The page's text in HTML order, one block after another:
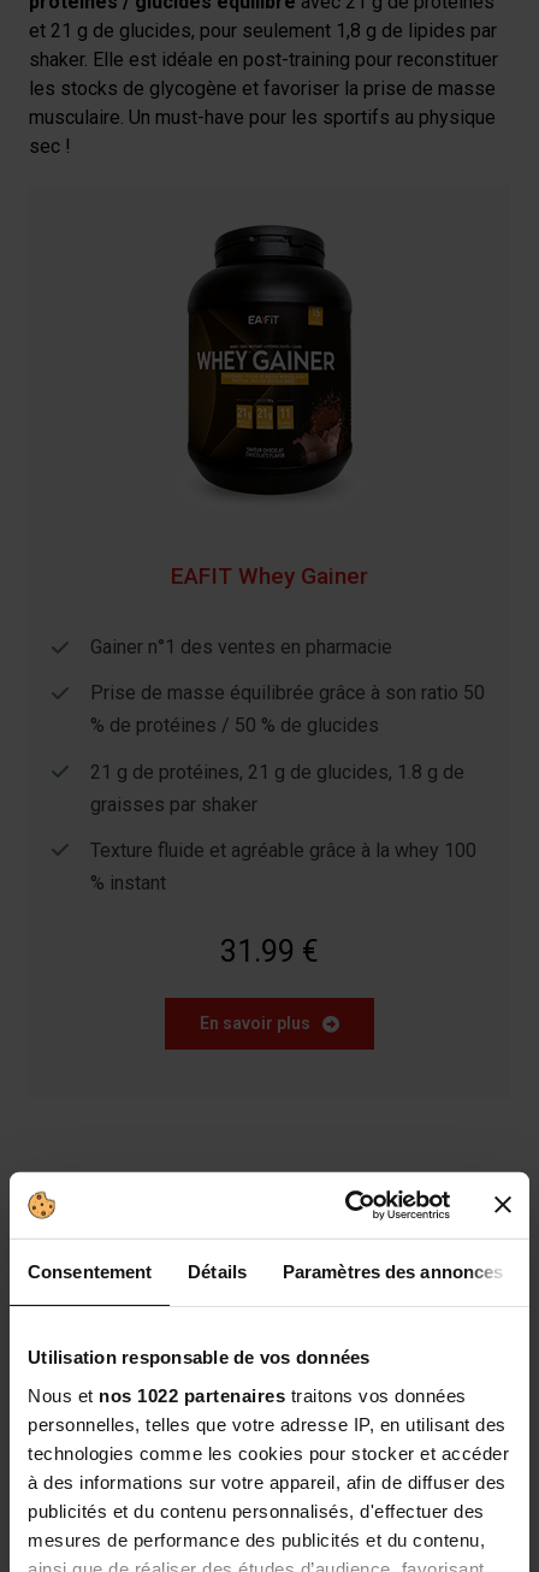
Consentement Détails Paramètres des annonces
Utilisation responsable de vos données
Nous et nos 1022 partenaires traitons vos données
personnelles, telles que votre adresse IP, en utilisant des
technologies comme les cookies pour stocker et accéder
à des informations sur votre appareil, afin de diffuser des
publicités et du contenu personnalisés, d'effectuer des
mesures de performance des publicités et du contenu,
et 21 g de glucides, pour seulement 1,8 g de lipides par
shaker. Elle est idéale en post-training pour reconstituer
les stocks de glycogène et favoriser la prise de masse
musculaire. Un must-have pour les sportifs au physique
sec !
EAFIT Whey Gainer
Gainer n°1 des ventes en pharmacie
Prise de masse équilibrée grâce à son ratio 50
% de protéines / 50 % de glucides
21 g de protéines, 21 g de glucides, 1.8 g de
graisses par shaker
Texture fluide et agréable grâce à la whey 100
% instant
31.99 €
En savoir plus
Prise de poids / Physique très sec : le mass
gainer
Si vous avez des
difficultés à prendre de la masse
musculaireet un physique très sec (typeectomorphe
Sa formule spécifique (42 g de glucides, 10 g de
protéines et 217 kcal / shaker) vous offre un apport
énergétique immédiat, pour uneprise de masse
exceptionnelleà un excellent rapport qualité prix. Il
vous permet d’atteindre vos objectifs caloriques
quotidiens avec facilité, tout en optimisant vos
performances lors des séances de sport et en favorisant